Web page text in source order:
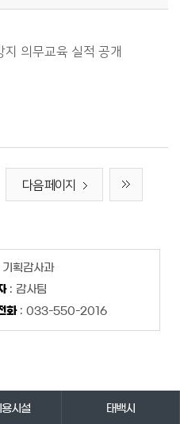
의무교육 실적 공개
다음 페이지
기획감사과
: 감사팀
화: 033-550-2016
시설 태백시